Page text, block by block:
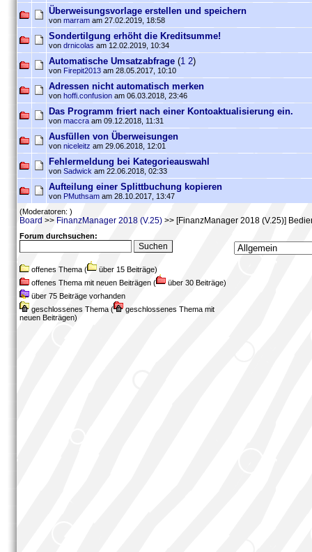
Überweisungsvorlage erstellen und speichern
von marram am 27.02.2019, 18:58
Sondertilgung erhöht die Kreditsumme!
von drnicolas am 12.02.2019, 10:34
Automatische Umsatzabfrage (1 2)
von Firepit2013 am 28.05.2017, 10:10
Adressen nicht automatisch merken
von hoffi.confusion am 06.03.2018, 23:46
Das Programm friert nach einer Kontoaktualisierung ein.
von maccra am 09.12.2018, 11:31
Ausfüllen von Überweisungen
von niceleitz am 29.06.2018, 12:01
Fehlermeldung bei Kategorieauswahl
von Sadwick am 22.06.2018, 02:33
Aufteilung einer Splittbuchung kopieren
von PMuthsam am 28.10.2017, 13:47
(Moderatoren: )
Board >> FinanzManager 2018 (V.25) >> [FinanzManager 2018 (V.25)]
Forum durchsuchen:
offenes Thema (
über 15 Beiträge)
offenes Thema mit neuen Beiträgen (
über 30 Beiträge)
über 75 Beiträge vorhanden
geschlossenes Thema (
geschlossenes Thema mit
neuen Beiträgen)